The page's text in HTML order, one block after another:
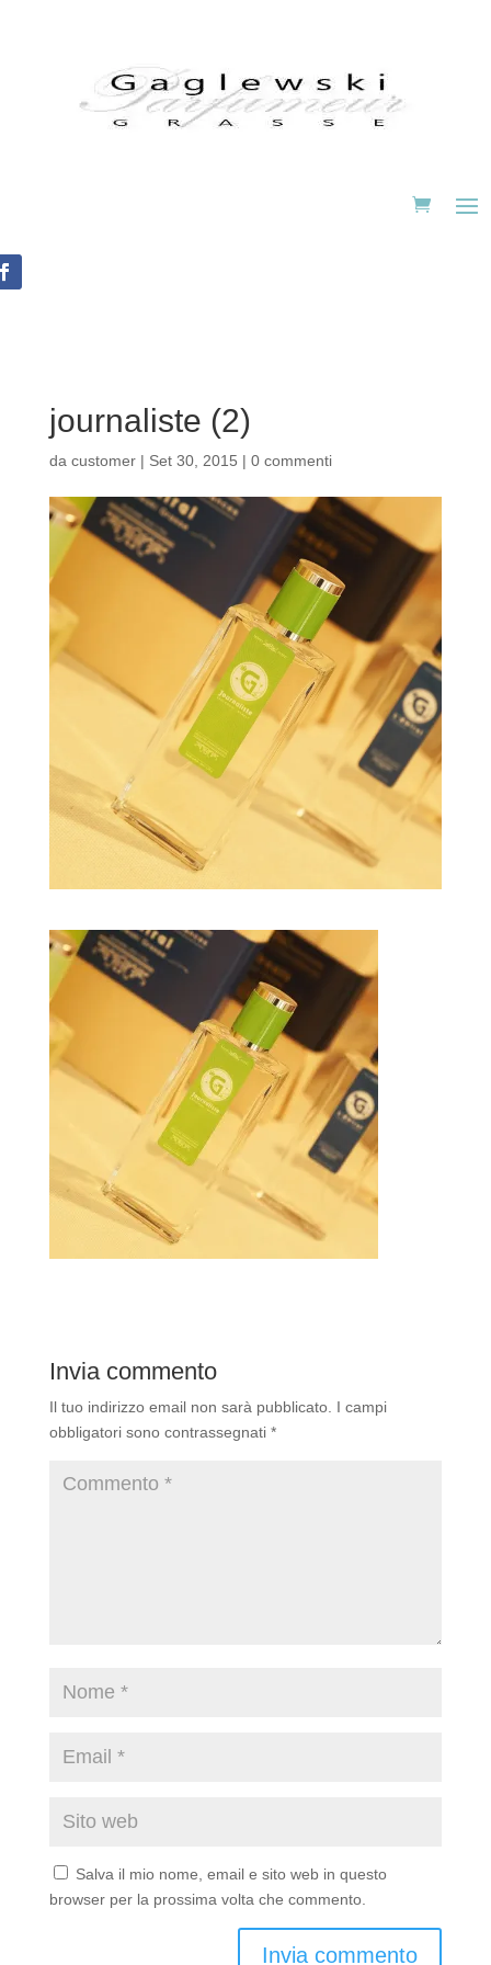
journaliste (2)
da customer| Set 30, 2015 | 0 commenti
Invia commento
Il tuo indirizzo email non sarà pubblicato. I campi
obbligatori sono contrassegnati *
Salva il mio nome, email e sito web in questo
browser per la prossima volta che commento.